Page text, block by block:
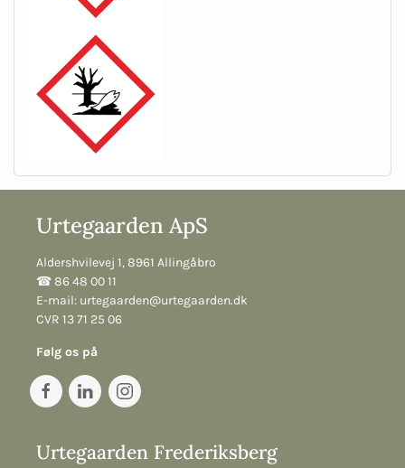
Urtegaarden ApS
Aldershvilevej 1, 8961 Allingåbro
☎︎ 86 48 00 11
E-mail: urtegaarden@urtegaarden.dk
CVR 13 71 25 06
Følg os på
Urtegaarden Frederiksberg